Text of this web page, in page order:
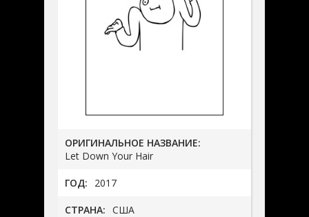
ОРИГИНАЛЬНОЕ НАЗВАНИЕ:
Let Down Your Hair
ГОД: 2017
СТРАНА: США